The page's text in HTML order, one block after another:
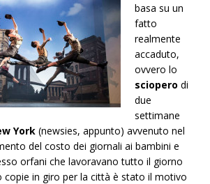
basa su un
fatto
realmente
accaduto,
ovvero lo
sciopero di
due
settimane
York (newsies, appunto) avvenuto nel
del costo dei giornali ai bambini e
orfani che lavoravano tutto il giorno
copie in giro per la città è stato il motivo